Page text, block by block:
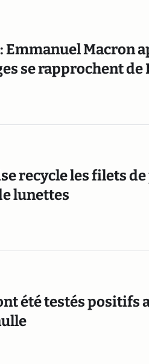
Emmanuel Macron
se rapprochent de
recycle les filets
lunettes
été testés positifs